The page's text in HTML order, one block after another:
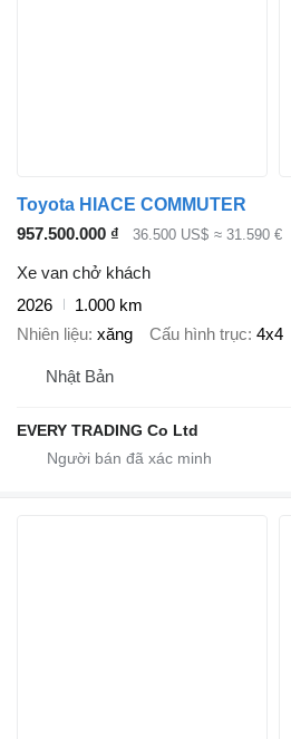
Toyota HIACE COMMUTER
957.500.000 ₫
36.500 US$ ≈ 31.590 €
Xe van chở khách
2026
1.000 km
Nhiên liệu xăng Cấu hình trục 4x4
Nhật Bản
EVERY TRADING Co Ltd